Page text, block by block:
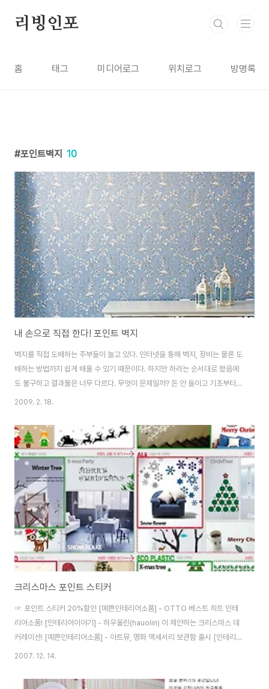
리빙인포
홈 태그 미디어로그 위치로그 방명록
포인트벽지 10
내 손으로 직접 한다! 포인트 벽지
벽지를 직접 도배하는 주부들이 늘고 있다. 인터넷을 통해 벽지, 장비는 물론 도
배하는 방법까지 쉽게 배울 수 있기 때문이다. 하지만 하라는 순서대로 했음에
도 불구하고 결과물은 너무 다르다. 무엇이 문제일까? 돈 안 들이고 기초부터
다시 시작하는 벽지 도배법. 벽지 바르기 체크 포인트 첫째, 벽지 로스 줄이기
라면 10폭은 첫 번째 재단한 것과 동일하게 자르고, 다음 10폭은 두 번째 재단
한 벽지와 동일하게 자른다. 첫 번째 자른 것, 두 번째 자른 것을 번갈아 가며 붙
이면 로스 없이 벽지 시공이 된다. 둘째, 마무리하기 시공 후 마무리와 건조 작
업은 바르는 것 못지않게 중요한 작업이다. 벽지를 바르다 보면 풀칠이 한쪽에
너무 많..
2009. 2. 18.
크리스마스 포인트 스티커
☞ 포인트 스티커 20%할인 [예쁜인테리어소품] - OTTO 베스트 히트 인테
리어소품! [인테리어이야기] - 하우올린(hauolin) 이 제안하는 크리스마스 데
커레이션! [예쁜인테리어소품] - 아트뮤, 명화 액세서리 보관함 출시 [인테리어
이야기] - 컬러로 포인트를 준 크리스마스 룸 데커레이션 [조 명] - 크리스마스
[조 명] - USB 은은하게 조명의 7색상이 다양하게 바뀌는 웰빙 무드등 [예쁜
2007. 12. 14.